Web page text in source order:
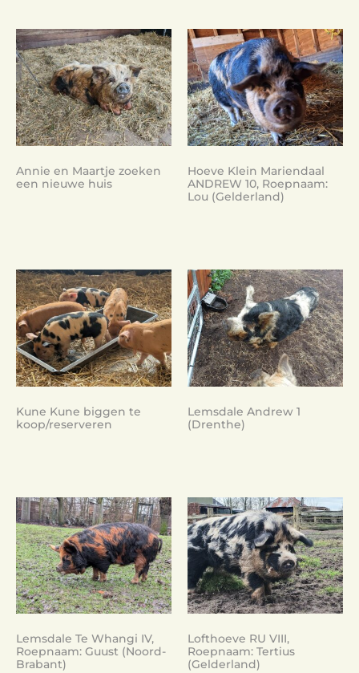
Annie en Maartje zoeken
een nieuwe huis
Hoeve Klein Mariendaal
ANDREW 10, Roepnaam:
Lou (Gelderland)
Kune Kune biggen te
koop/reserveren
Lemsdale Andrew 1
(Drenthe)
Lemsdale Te Whangi IV,
Roepnaam: Guust (Noord-
Brabant)
Lofthoeve RU VIII,
Roepnaam: Tertius
(Gelderland)